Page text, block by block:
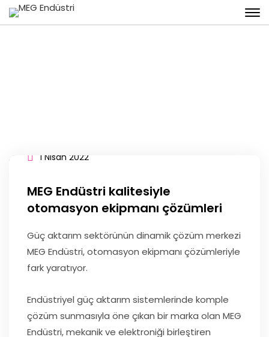
1 Nisan 2022
MEG Endüstri kalitesiyle
otomasyon ekipmanı çözümleri
Güç aktarım sektörünün dinamik çözüm merkezi
MEG Endüstri, otomasyon ekipmanı çözümleriyle
fark yaratıyor.
Endüstriyel güç aktarım sistemlerinde komple
çözüm sunmasıyla öne çıkan bir marka olan MEG
Endüstri, mekanik ve elektroniği birleştiren